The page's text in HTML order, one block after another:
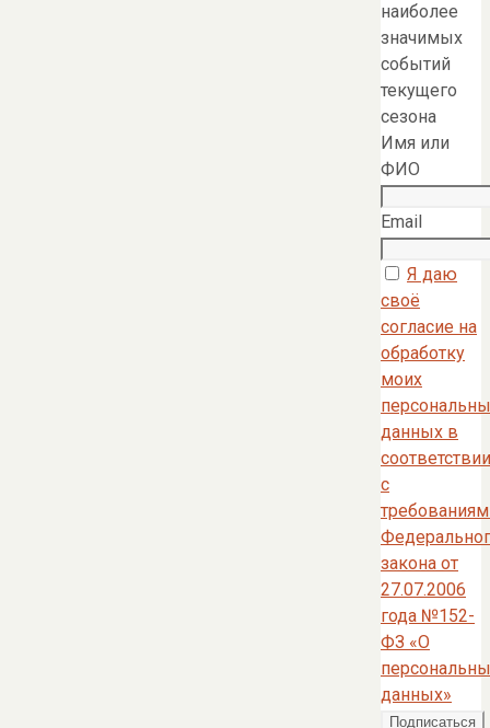
наиболее
значимых
событий
текущего
сезона
Имя или
ФИО
Email
Я даю
своё
согласие на
обработку
моих
данных в
соответствии
с
закона от
27.07.2006
года №152-
ФЗ «О
данных»